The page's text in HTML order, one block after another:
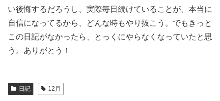
い後悔するだろうし、実際毎日続けていることが、本当に
自信になってるから、どんな時もやり抜こう。でもきっと
この日記がなかったら、とっくにやらなくなっていたと思
う。ありがとう！
日記 12月